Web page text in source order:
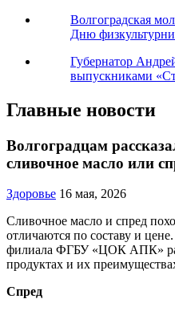
Волгоградская
Дню
Губернатор
выпускниками
Главные новости
Волгоградцам
сливочное масло или
Здоровье 16 мая, 2026
Сливочное масло и спред
отличаются по составу и
филиала ФГБУ «ЦОК АПК»
продуктах и их
Спред